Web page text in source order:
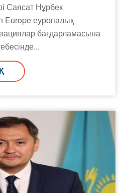
Саясат Нұрбек
Europe еуропалық
бағдарламасына